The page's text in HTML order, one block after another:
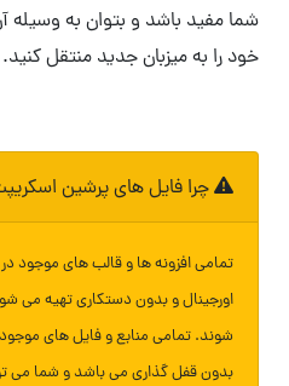
شما مفید باشد و بتوان به
خود را به میزبان جدید منتقل کنید.
چرا فایل های پرشین
تمامی افزونه ها و قالب های موجود
اورجینال و بدون دستکاری تهیه می
شوند. تمامی منابع و فایل های
بدون قفل گذاری می باشد و شما می